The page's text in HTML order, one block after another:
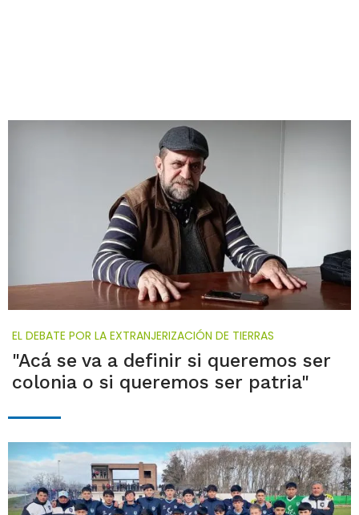
EL DEBATE POR LA EXTRANJERIZACIÓN DE TIERRAS
"Acá se va a definir si queremos ser
colonia o si queremos ser patria"